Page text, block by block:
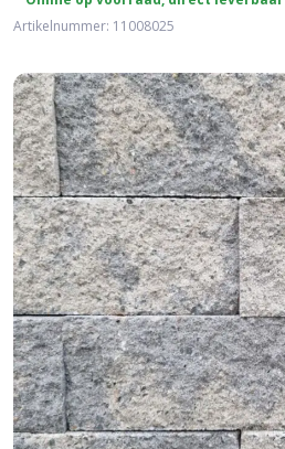
Artikelnummer: 11008025